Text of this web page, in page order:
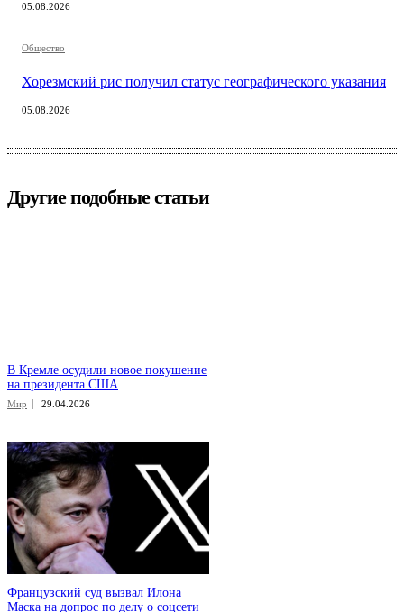
05.08.2026
Общество
Хорезмский рис получил статус географического указания
05.08.2026
Другие подобные статьи
В Кремле осудили новое покушение
на президента США
Мир 29.04.2026
Французский суд вызвал Илона
Маска на допрос по делу о соцсети